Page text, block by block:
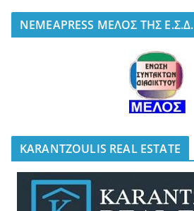
NEMEAPRESS ΜΕΛΟΣ ΤΗΣ Ε.Σ.Δ.
KARANTZOULIS REAL ESTATE